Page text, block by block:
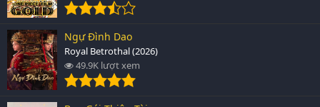
Ngự Đình Dao
Royal Betrothal (2026)
49.9K lượt xem